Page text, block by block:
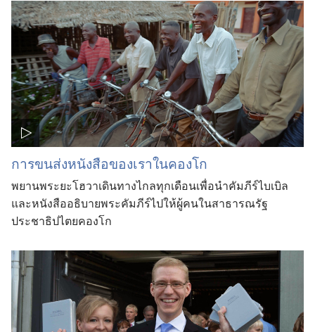
การขนส่งหนังสือของเราในคองโก
พยานพระยะโฮวาเดินทางไกลทุกเดือนเพื่อนำคัมภีร์ไบเบิล
และหนังสืออธิบายพระคัมภีร์ไปให้ผู้คนในสาธารณรัฐ
ประชาธิปไตยคองโก